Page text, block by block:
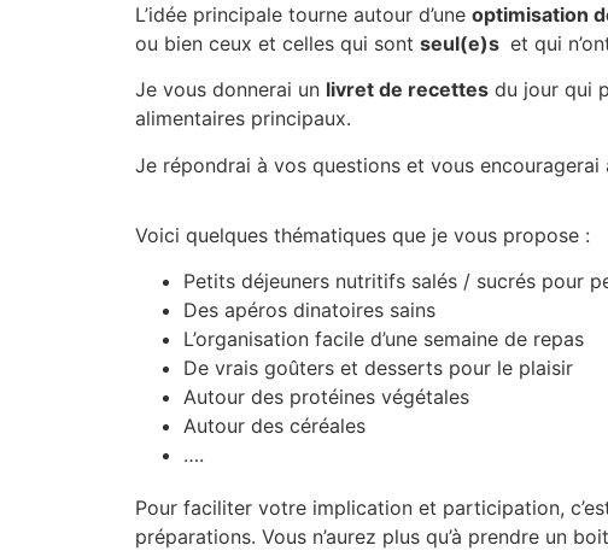
L’idée principale tourne autour d’une optimisation
ou bien ceux et celles qui sont seul(e)s et qui
Je vous donnerai un livret de recettes du jour qui
alimentaires principaux.
Je répondrai à vos questions et vous encouragerai
Voici quelques thématiques que je vous propose :
Petits déjeuners nutritifs salés / sucrés pour
Des apéros dinatoires sains
L’organisation facile d’une semaine de repas
De vrais goûters et desserts pour le plaisir
Autour des protéines végétales
Autour des céréales
….
Pour faciliter votre implication et participation,
préparations. Vous n’aurez plus qu’à prendre un